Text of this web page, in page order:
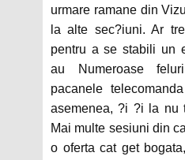
urmare ramane din
la alte sec?iuni. Ar
pentru a se stabili un
au Numeroase
pacanele
asemenea, ?i ?i la nu
Mai multe sesiuni din
o oferta cat get